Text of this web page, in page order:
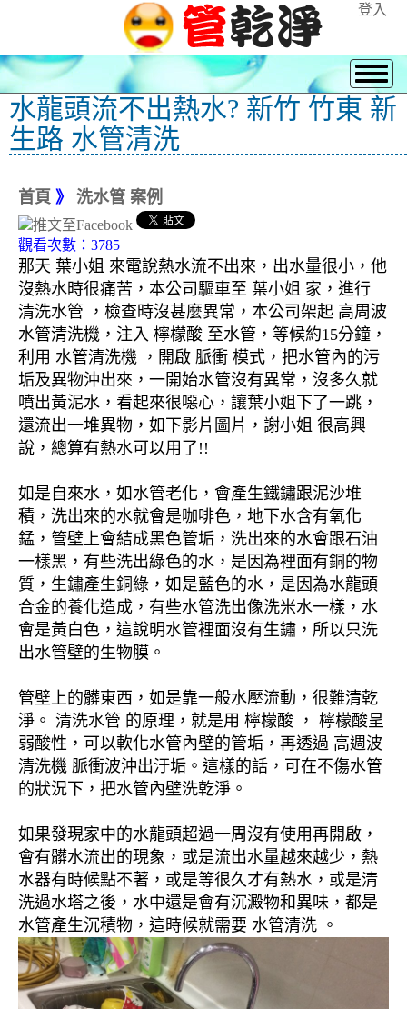
登入
水龍頭流不出熱水? 新竹 竹東 新
生路 水管清洗
首頁 》 洗水管 案例
觀看次數：3785
那天 葉小姐 來電說熱水流不出來，出水量很小，他
沒熱水時很痛苦，本公司驅車至 葉小姐 家，進行
清洗水管 ，檢查時沒甚麼異常，本公司架起 高周波
水管清洗機，注入 檸檬酸 至水管，等候約15分鐘，
利用 水管清洗機 ，開啟 脈衝 模式，把水管內的污
垢及異物沖出來，一開始水管沒有異常，沒多久就
噴出黃泥水，看起來很噁心，讓葉小姐下了一跳，
還流出一堆異物，如下影片圖片，謝小姐 很高興
說，總算有熱水可以用了!!
如是自來水，如水管老化，會產生鐵鏽跟泥沙堆
積，洗出來的水就會是咖啡色，地下水含有氧化
錳，管壁上會結成黑色管垢，洗出來的水會跟石油
一樣黑，有些洗出綠色的水，是因為裡面有銅的物
質，生鏽產生銅綠，如是藍色的水，是因為水龍頭
合金的養化造成，有些水管洗出像洗米水一樣，水
會是黃白色，這說明水管裡面沒有生鏽，所以只洗
出水管壁的生物膜。
管壁上的髒東西，如是靠一般水壓流動，很難清乾
淨。 清洗水管 的原理，就是用 檸檬酸 ， 檸檬酸呈
弱酸性，可以軟化水管內壁的管垢，再透過 高週波
清洗機 脈衝波沖出汙垢。這樣的話，可在不傷水管
的狀況下，把水管內壁洗乾淨。
如果發現家中的水龍頭超過一周沒有使用再開啟，
會有髒水流出的現象，或是流出水量越來越少，熱
水器有時候點不著，或是等很久才有熱水，或是清
洗過水塔之後，水中還是會有沉澱物和異味，都是
水管產生沉積物，這時候就需要 水管清洗 。